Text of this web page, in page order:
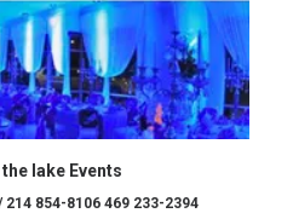
lake Events
214 854-8106 469 233-2394